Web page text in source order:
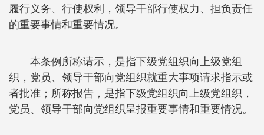
履行义务、行使权利，领导干部行使权力、担负责任
的重要事情和重要情况。
本条例所称请示，是指下级党组织向上级党组
织，党员、领导干部向党组织就重大事项请求指示或
者批准；所称报告，是指下级党组织向上级党组织，
党员、领导干部向党组织呈报重要事情和重要情况。